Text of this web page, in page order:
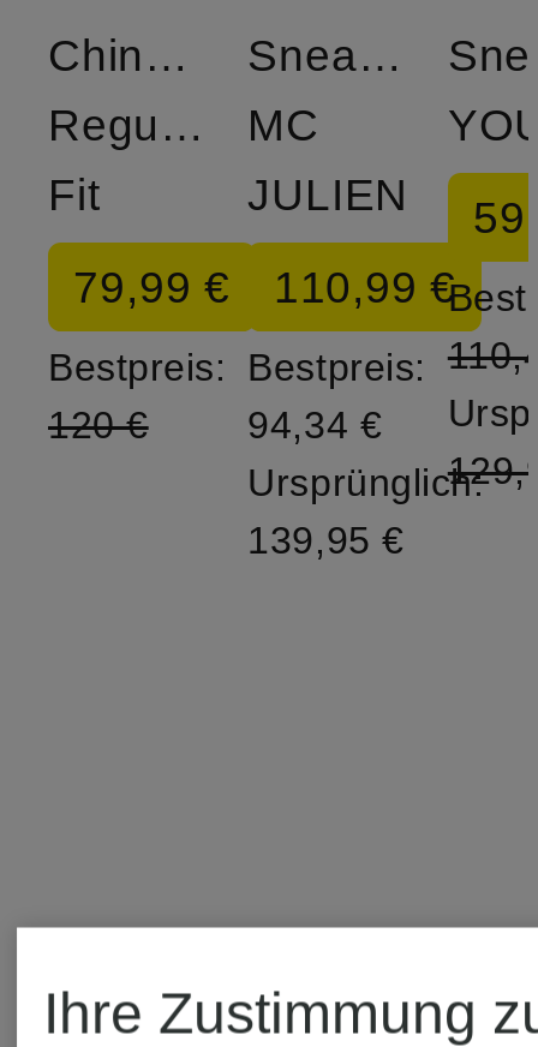
Chinoshorts
Regular
Fit
79,99 €
Bestpreis:
120 €
Sneaker
MC
JULIEN
110,99 €
Bestpreis:
94,34 €
Ursprünglich:
139,95 €
Ihre Zustimmung